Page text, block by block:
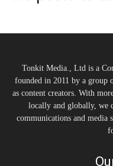
Tonkit Media., Ltd is a
founded in 2011 by a group
as content creators. With
locally and globally, we
communications and media